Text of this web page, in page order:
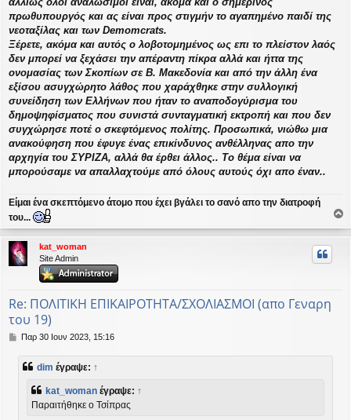
πρωθυπουργός και ας είναι προς στιγμήν το αγαπημένο παιδί της
νεοταξίλας και των Demomcrats.
Ξέρετε, ακόμα και αυτός ο λοβοτομημένος ως επι το πλείστον λαός
δεν μπορεί να ξεχάσει την απέραντη πίκρα αλλά και ήττα της
ονομασίας των Σκοπίων σε Β. Μακεδονία και από την άλλη ένα
εξίσου ασυγχώρητο λάθος που χαράχθηκε στην συλλογική
συνείδηση των Ελλήνων που ήταν το αναποδογύρισμα του
δημοψηφίσματος που συνιστά συνταγματική εκτροπή και που δεν
συγχώρησε ποτέ ο σκεφτόμενος πολίτης. Προσωπικά, νιώθω μια
ανακούφηση που έφυγε ένας επικίνδυνος ανθέλληνας απο την
αρχηγία του ΣΥΡΙΖΑ, αλλά θα έρθει άλλος.. Το θέμα είναι να
μπορούσαμε να απαλλαχτούμε από όλους αυτούς όχι απο έναν..
Είμαι ένα σκεπτόμενο άτομο που έχει βγάλει το σανό απο την διατροφή
του...
ο
ρ
kat_woman
Site Admin
Re: ΠΟΛΙΤΙΚΗ ΕΠΙΚΑΙΡΟΤΗΤΑ/ΣΧΟΛΙΑΣΜΟΙ (απο Γεναρη
του 19)
Δ
μ
Παρ 30 Ιουν 2023, 15:16
dim έγραψε: ↑
kat_woman έγραψε: ↑
Παραιτήθηκε ο Τσίπρας